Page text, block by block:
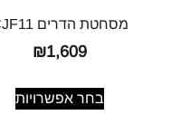
מסחטת הדרים CJF11
₪1,609
בחר אפשרויות